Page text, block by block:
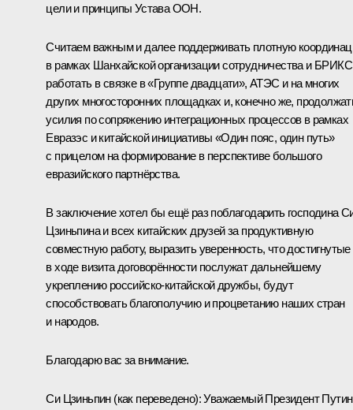
цели и принципы Устава ООН.
Считаем важным и далее поддерживать плотную
в рамках Шанхайской организации сотрудничества и
работать в связке в «Группе двадцати», АТЭС и на многих
других многосторонних площадках и, конечно же,
усилия по сопряжению интеграционных процессов в рамках
Евразэс и китайской инициативы «Один пояс, один путь»
с прицелом на формирование в перспективе большого
евразийского партнёрства.
В заключение хотел бы ещё раз поблагодарить господина
Цзиньпина и всех китайских друзей за продуктивную
совместную работу, выразить уверенность, что достигнутые
в ходе визита договорённости послужат дальнейшему
укреплению российско-китайской дружбы, будут
способствовать благополучию и процветанию наших стран
и народов.
Благодарю вас за внимание.
Си Цзиньпин (как переведено):Уважаемый Президент